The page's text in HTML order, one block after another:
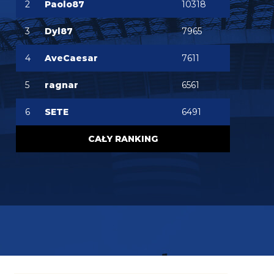
Ważniejsze mamy pozycje do obstawienia
FENDI_SOSA
Jones to juz dawno ma w dupie azalio tego całego
od stycznia go ściąga i nie może
chonciak 06.08.2026 21:55
chonciak 06.08.2026 21:54
2 Paolo87 10318
3 Dyl87 7965
4 AveCaesar 7611
5 ragnar 6561
6 SETE 6491
CAŁY RANKING